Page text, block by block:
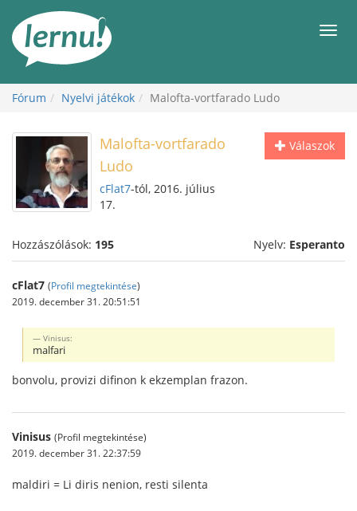
Fórum Nyelvi játékok Malofta-vortfarado Ludo
Válaszok
Malofta-vortfarado
Ludo
cFlat7-tól, 2016. július
17.
Hozzászólások: 195 Nyelv: Esperanto
cFlat7 (Profil megtekintése)
2019. december 31. 20:51:51
Vinisus:
malfari
bonvolu, provizi difinon k ekzemplan frazon.
Vinisus (Profil megtekintése)
2019. december 31. 22:37:59
maldiri = Li diris nenion, resti silenta